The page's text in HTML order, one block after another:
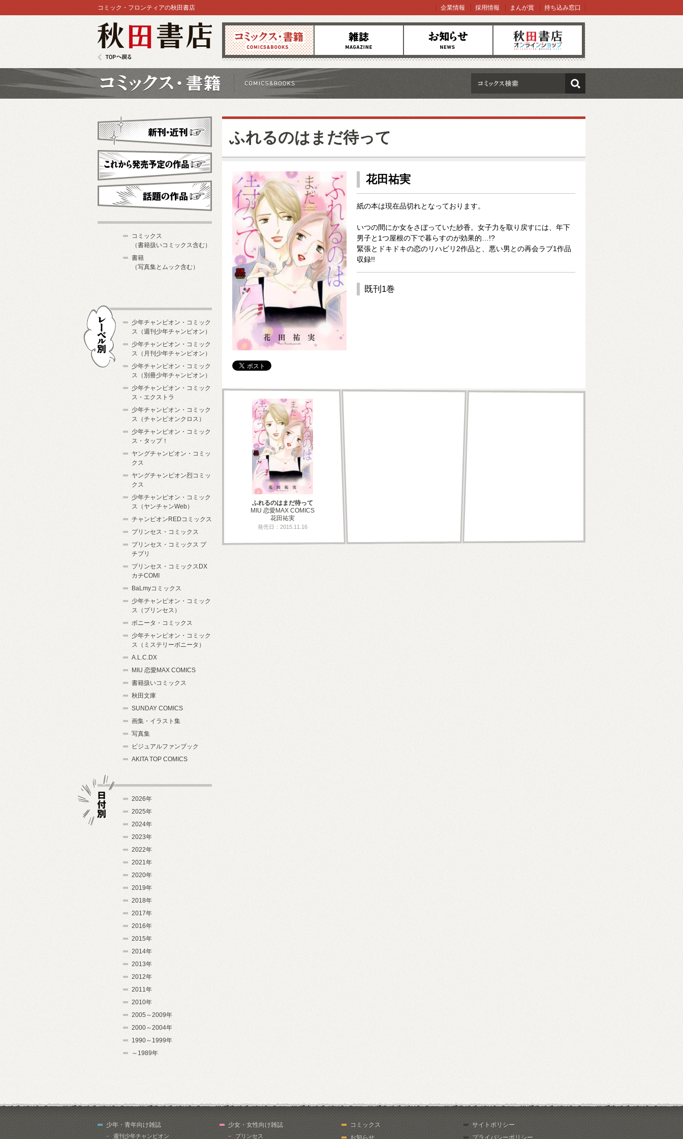
コミックス 雑誌 お知らせ オンラインショップ
コミック・フロンティアの秋田書店 企業情報 採用情報 まんが賞 持ち込み窓口
検索
ふれるのはまだ待って
花田祐実
紙の本は現在品切れとなっております。
いつの間にか女をさぼっていた紗香。女子力を取り戻すには、年下
男子と1つ屋根の下で暮らすのが効果的…!?
緊張とドキドキの恋のリハビリ2作品と、悪い男との再会ラブ1作品
収録!!
既刊1巻
ふれるのはまだ待って
MIU 恋愛MAX COMICS
花田祐実
発売日：2015.11.16
新刊・近刊
これから発売予定
コミックス
（書籍扱いコミックス含む）
書籍
（写真集とムック含む）
少年チャンピオン・コミック
ス（週刊少年チャンピオン）
少年チャンピオン・コミック
ス（月刊少年チャンピオン）
少年チャンピオン・コミック
ス（別冊少年チャンピオン）
少年チャンピオン・コミック
ス・エクストラ
少年チャンピオン・コミック
ス（チャンピオンクロス）
少年チャンピオン・コミック
ス・タップ！
ヤングチャンピオン・コミッ
クス
ヤングチャンピオン烈コミッ
クス
少年チャンピオン・コミック
ス（ヤンチャンWeb）
チャンピオンREDコミックス
プリンセス・コミックス
プリンセス・コミックス プ
チプリ
プリンセス・コミックスDX
カチCOMI
BaLmyコミックス
少年チャンピオン・コミック
ス（プリンセス）
ボニータ・コミックス
少年チャンピオン・コミック
ス（ミステリーボニータ）
A.L.C.DX
MIU 恋愛MAX COMICS
書籍扱いコミックス
秋田文庫
SUNDAY COMICS
画集・イラスト集
写真集
ビジュアルファンブック
AKITA TOP COMICS
2026年
2025年
2024年
2023年
2022年
2021年
2020年
2019年
2018年
2017年
2016年
2015年
2014年
2013年
2012年
2011年
2010年
2005～2009年
2000～2004年
1990～1999年
～1989年
少年・青年向け雑誌
週刊少年チャンピオン
少女・女性向け雑誌
プリンセス
コミックス
お知らせ
サイトポリシー
プライバシーポリシー